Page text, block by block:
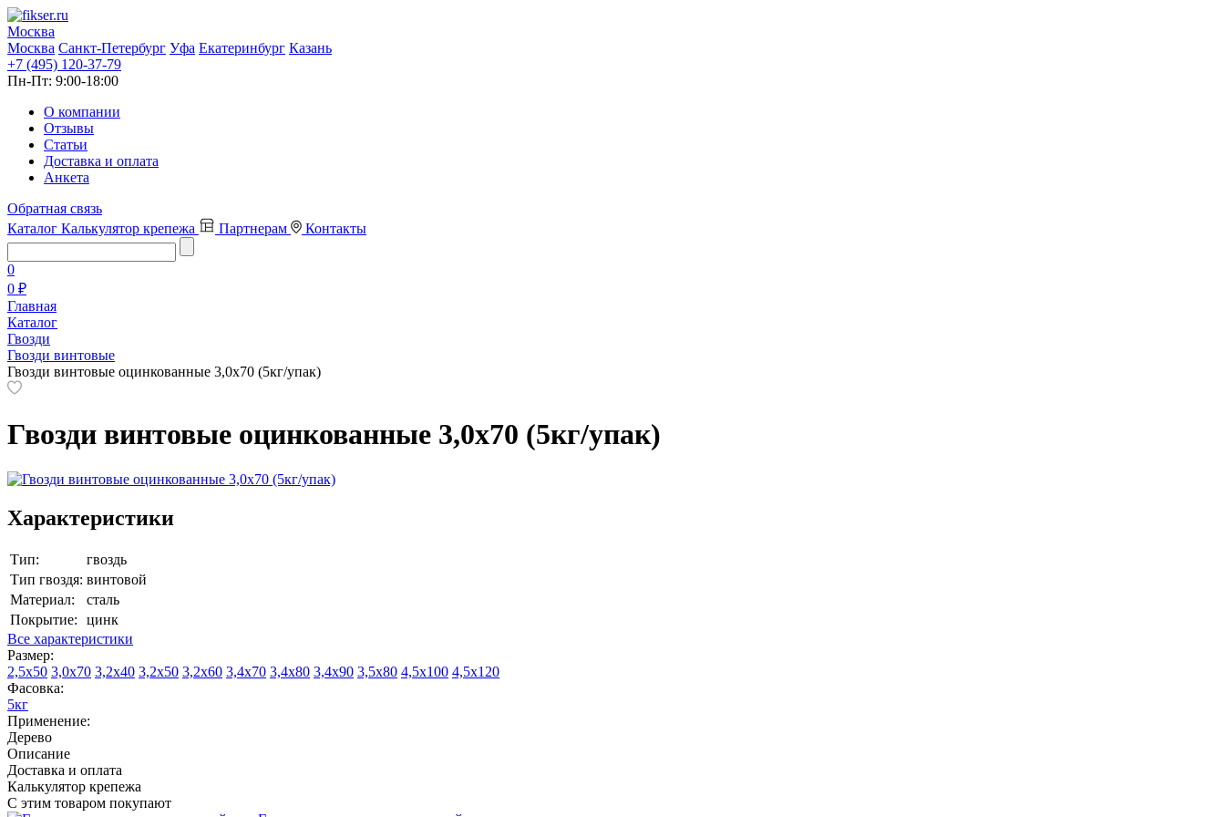
Москва
Москва Санкт-Петербург Уфа Екатеринбург Казань
+7 (495) 120-37-79
Пн-Пт: 9:00-18:00
О компании
Отзывы
Статьи
Доставка и оплата
Анкета
Обратная связь
Каталог Калькулятор крепежа Партнерам Контакты
0
0 ₽
Главная
Каталог
Гвозди
Гвозди винтовые
Гвозди винтовые оцинкованные 3,0х70 (5кг/упак)
Гвозди винтовые оцинкованные 3,0х70 (5кг/упак)
Характеристики
Тип:
гвоздь
Тип гвоздя: винтовой
Материал:
сталь
Покрытие:
цинк
Все характеристики
Размер:
2,5х50 3,0х70 3,2х40 3,2х50 3,2х60 3,4х70 3,4х80 3,4х90 3,5х80 4,5х100 4,5х120
Фасовка:
5кг
Применение:
Дерево
Описание
Доставка и оплата
Калькулятор крепежа
С этим товаром покупают